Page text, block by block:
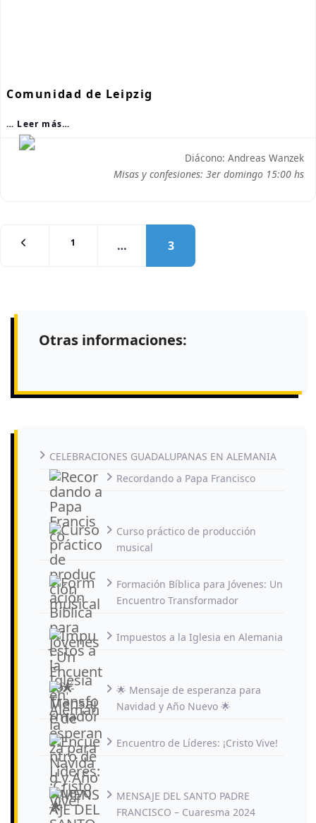
Comunidad de Leipzig
… Leer más…
Diácono: Andreas Wanzek
Misas y confesiones: 3er domingo 15:00 hs
Posts navegación
1 … 3
Otras informaciones:
CELEBRACIONES GUADALUPANAS EN ALEMANIA
Recordando a Papa Francisco
Curso práctico de producción
musical
Formación Bíblica para Jóvenes: Un
Encuentro Transformador
Impuestos a la Iglesia en Alemania
🌟 Mensaje de esperanza para
Navidad y Año Nuevo 🌟
Encuentro de Líderes: ¡Cristo Vive!
MENSAJE DEL SANTO PADRE
FRANCISCO – Cuaresma 2024